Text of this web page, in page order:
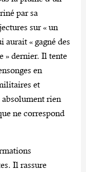
par sa
sur « un
aurait « gagné des
» dernier. Il tente
en
et
absolument rien
ne correspond
Il rassure